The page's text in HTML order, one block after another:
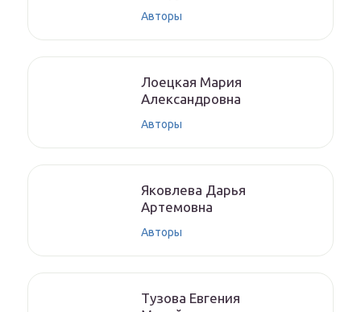
Авторы
Лoeцкaя Мaрия
Aлeксaндрoвнa
Авторы
Якoвлeвa Дapья
Aртeмoвнa
Авторы
Тyзoвa Eвгения